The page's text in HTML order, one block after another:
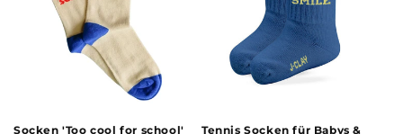
Socken 'Too cool for school' Tennis Socken für Babys &